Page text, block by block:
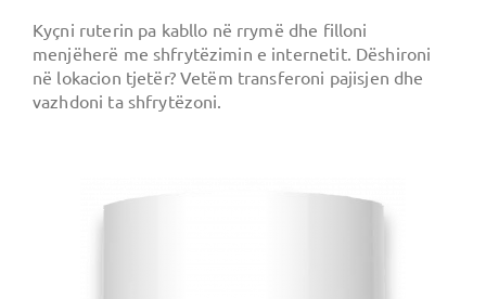
Kyçni ruterin pa kabllo në rrymë dhe filloni
menjëherë me shfrytëzimin e internetit. Dëshironi
në lokacion tjetër? Vetëm transferoni pajisjen dhe
vazhdoni ta shfrytëzoni.